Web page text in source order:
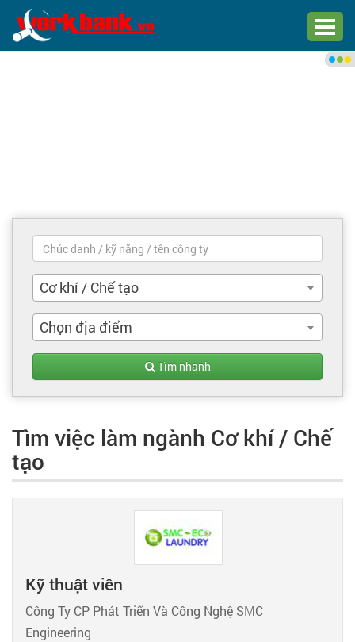
Việc làm mới nhất
Tìm việc làm
Tạo hồ sơ
Cẩm nang việc làm
Bạn cần tuyển người
Cơ khí / Chế tạo
Chọn địa điểm
Tìm nhanh
Tìm việc làm ngành Cơ khí / Chế
tạo
Kỹ thuật viên
Công Ty CP Phát Triển Và Công Nghệ SMC
Engineering